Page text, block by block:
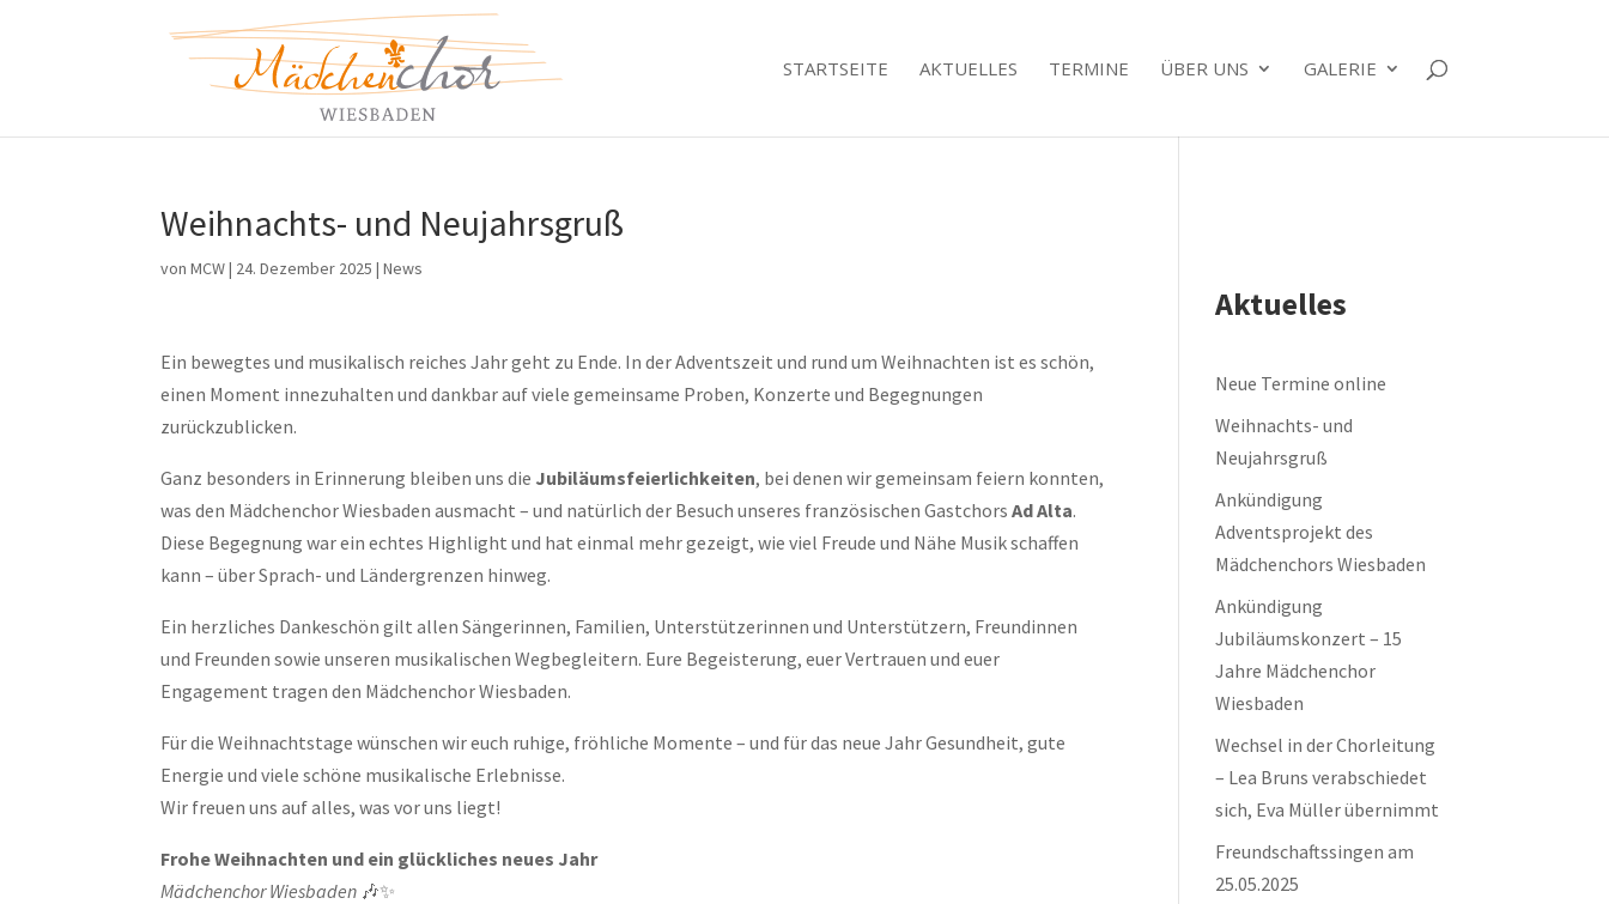
STARTSEITE AKTUELLES TERMINE ÜBER UNS GALERIE
Weihnachts- und Neujahrsgruß
vonMCW| 24. Dezember 2025 |News
Ein bewegtes und musikalisch reiches Jahr geht zu Ende. In der Adventszeit und rund um Weihnachten ist es schön,
einen Moment innezuhalten und dankbar auf viele gemeinsame Proben, Konzerte und Begegnungen
zurückzublicken.
Ganz besonders in Erinnerung bleiben uns die Jubiläumsfeierlichkeiten, bei denen wir gemeinsam feiern konnten,
was den Mädchenchor Wiesbaden ausmacht – und natürlich der Besuch unseres französischen GastchorsAd Alta.
Diese Begegnung war ein echtes Highlight und hat einmal mehr gezeigt, wie viel Freude und Nähe Musik schaffen
kann – über Sprach- und Ländergrenzen hinweg.
Ein herzliches Dankeschön gilt allen Sängerinnen, Familien, Unterstützerinnen und Unterstützern, Freundinnen
und Freunden sowie unseren musikalischen Wegbegleitern. Eure Begeisterung, euer Vertrauen und euer
Engagement tragen den Mädchenchor Wiesbaden.
Für die Weihnachtstage wünschen wir euch ruhige, fröhliche Momente – und für das neue Jahr Gesundheit, gute
Energie und viele schöne musikalische Erlebnisse.
Wir freuen uns auf alles, was vor uns liegt!
Frohe Weihnachten und ein glückliches neues Jahr
Mädchenchor Wiesbaden 🎶✨
Aktuelles
Neue Termine online
Weihnachts- und
Neujahrsgruß
Ankündigung
Adventsprojekt des
Mädchenchors Wiesbaden
Ankündigung
Jubiläumskonzert – 15
Jahre Mädchenchor
Wiesbaden
Wechsel in der Chorleitung
– Lea Bruns verabschiedet
sich, Eva Müller übernimmt
Freundschaftssingen am
25.05.2025